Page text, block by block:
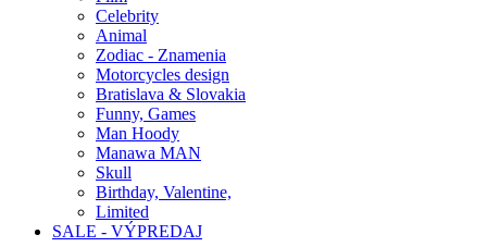
Celebrity
Animal
Zodiac - Znamenia
Motorcycles design
Bratislava & Slovakia
Funny, Games
Man Hoody
Manawa MAN
Skull
Birthday, Valentine,
Limited
SALE - VÝPREDAJ